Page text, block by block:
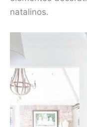
natalinos.